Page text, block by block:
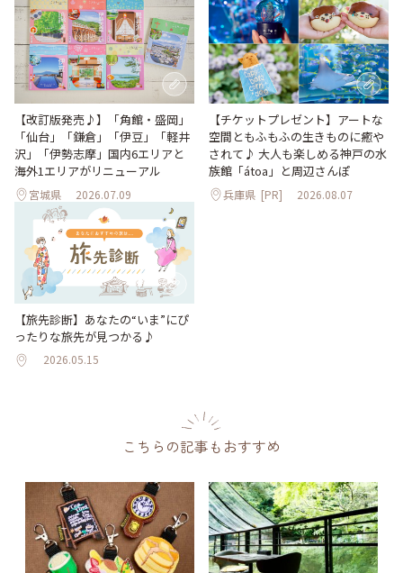
【改訂版発売♪】「角館・盛岡」
「仙台」「鎌倉」「伊豆」「軽井
沢」「伊勢志摩」国内6エリアと
海外1エリアがリニューアル
宮城県 2026.07.09
【チケットプレゼント】アートな
空間ともふもふの生きものに癒や
されて♪ 大人も楽しめる神戸の水
族館「átoa」と周辺さんぽ
兵庫県 [PR] 2026.08.07
【旅先診断】あなたの“いま”にぴ
ったりな旅先が見つかる♪
2026.05.15
こちらの記事もおすすめ